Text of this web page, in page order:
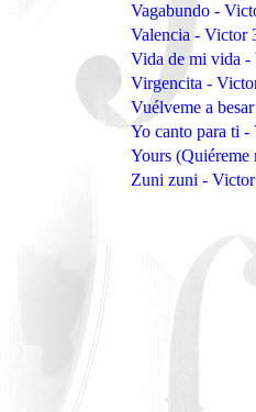
Vagabundo -
Valencia - Victor
Vida de mi vida -
Virgencita -
Vuélveme a
Yo canto para ti -
Yours
Zuni zuni -